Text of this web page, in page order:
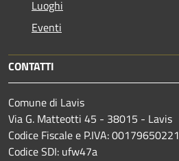
Luoghi
Eventi
CONTATTI
Comune di Lavis
Via G. Matteotti 45 - 38015 - Lavis
Codice Fiscale e P.IVA: 00179650221
Codice SDI: ufw47a